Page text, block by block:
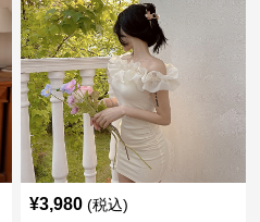
¥3,980 (税込)